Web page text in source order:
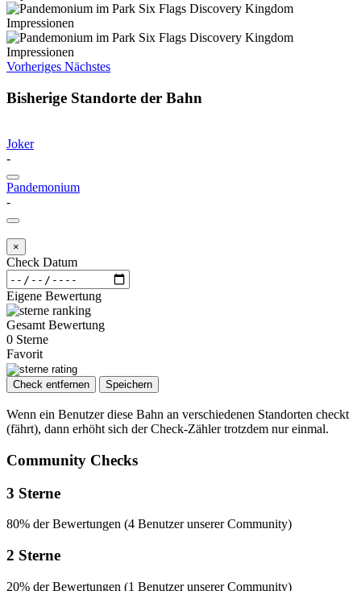
Vorheriges Nächstes
Bisherige Standorte der Bahn
Joker
-
Pandemonium
-
×
Check Datum
Eigene Bewertung
Gesamt Bewertung
0 Sterne
Favorit
Check entfernen Speichern
Wenn ein Benutzer diese Bahn an verschiedenen Standorten checkt
(fährt), dann erhöht sich der Check-Zähler trotzdem nur einmal.
Community Checks
3 Sterne
80% der Bewertungen (4 Benutzer unserer Community)
2 Sterne
20% der Bewertungen (1 Benutzer unserer Community)